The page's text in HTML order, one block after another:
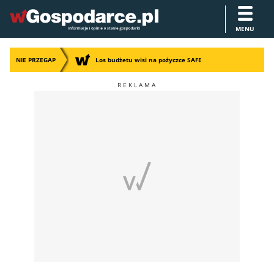
MENU
NIE PRZEGAP Los budżetu wisi na pożyczce SAFE